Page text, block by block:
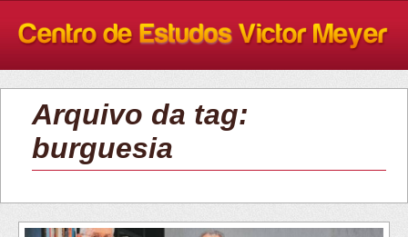
Arquivo da tag:
burguesia